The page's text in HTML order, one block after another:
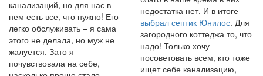
канализаций, но для нас в
нем есть все, что нужно! Его
легко обслуживать – я сама
этого не делала, но муж не
жалуется. Зато я
почувствовала на себе,
недостатка нет. И в итоге
выбрал септик Юнилос. Для
загородного коттеджа то, что
надо! Только хочу
посоветовать всем, кто тоже
ищет себе канализацию,